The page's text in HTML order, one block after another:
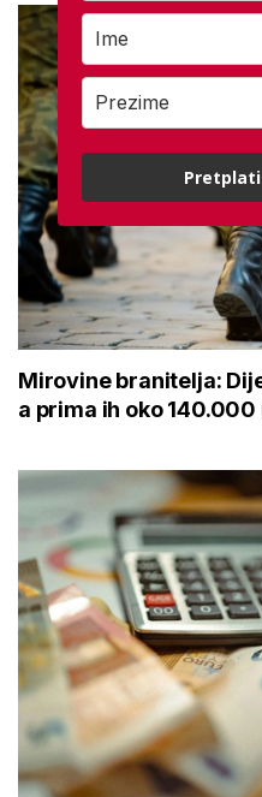
Mirovine branitelja:
a prima ih oko